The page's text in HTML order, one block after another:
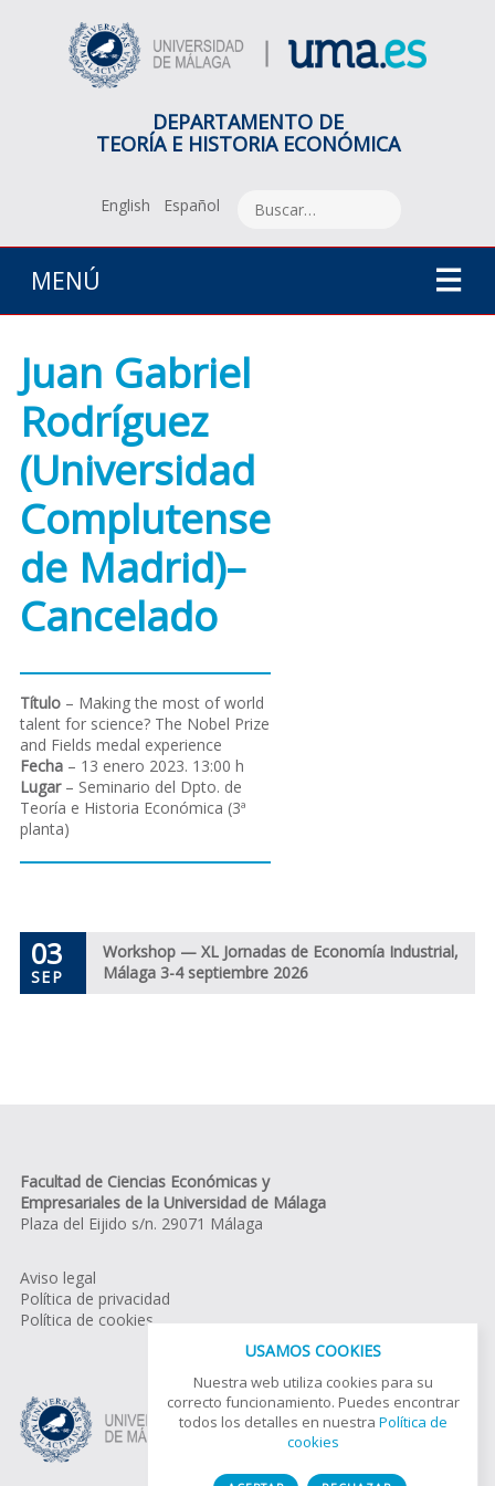
DEPARTAMENTO DE
TEORÍA E HISTORIA ECONÓMICA
English Español
MENÚ
Juan Gabriel
Rodríguez
(Universidad
Complutense
de Madrid)–
Cancelado
Título– Making the most of world
talent for science? The Nobel Prize
and Fields medal experience
Fecha– 13 enero 2023. 13:00 h
Lugar– Seminario del Dpto. de
Teoría e Historia Económica (3ª
planta)
03
SEP
Workshop — XL Jornadas de Economía Industrial,
Málaga 3-4 septiembre 2026
Facultad de Ciencias Económicas y
Empresariales de la Universidad de Málaga
Plaza del Eijido s/n. 29071 Málaga
Aviso legal
Política de privacidad
Política de cookies
USAMOS COOKIES
Nuestra web utiliza cookies para su
correcto funcionamiento. Puedes encontrar
todos los detalles en nuestra Política de
cookies